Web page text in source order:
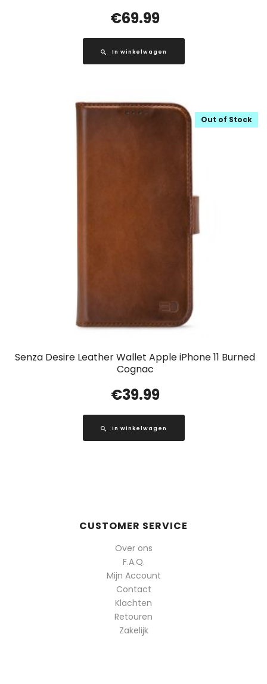
€69.99
In winkelwagen
Senza Desire Leather Wallet Apple iPhone 11 Burned
Cognac
Out of Stock
€39.99
In winkelwagen
CUSTOMER SERVICE
Over ons
F.A.Q.
Mijn Account
Contact
Klachten
Retouren
Zakelijk